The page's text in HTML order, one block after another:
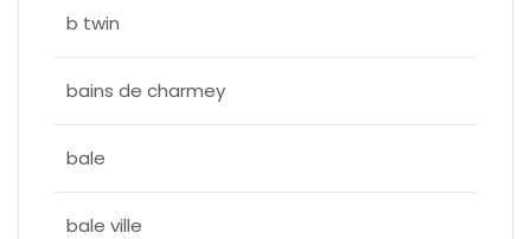
b twin
bains de charmey
bale
bale ville